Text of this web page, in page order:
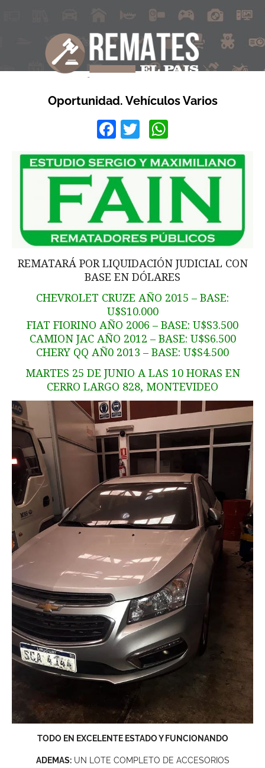
Oportunidad. Vehículos Varios
Facebook
Twitter
REMATARÁ POR LIQUIDACIÓN JUDICIAL CON
BASE EN DÓLARES
CHEVROLET CRUZE AÑO 2015 – BASE:
U$S10.000
FIAT FIORINO AÑO 2006 – BASE: U$S3.500
CAMION JAC AÑO 2012 – BASE: U$S6.500
CHERY QQ AÑ0 2013 – BASE: U$S4.500
MARTES 25 DE JUNIO A LAS 10 HORAS EN
CERRO LARGO 828, MONTEVIDEO
TODO EN EXCELENTE ESTADO Y FUNCIONANDO
ADEMAS:UN LOTE COMPLETO DE ACCESORIOS